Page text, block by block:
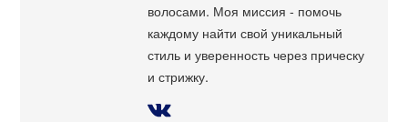
волосами. Моя миссия - помочь
каждому найти свой уникальный
стиль и уверенность через прическу
и стрижку.